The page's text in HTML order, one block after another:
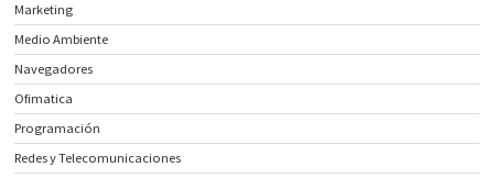
Marketing
Medio Ambiente
Navegadores
Ofimatica
Programación
Redes y Telecomunicaciones